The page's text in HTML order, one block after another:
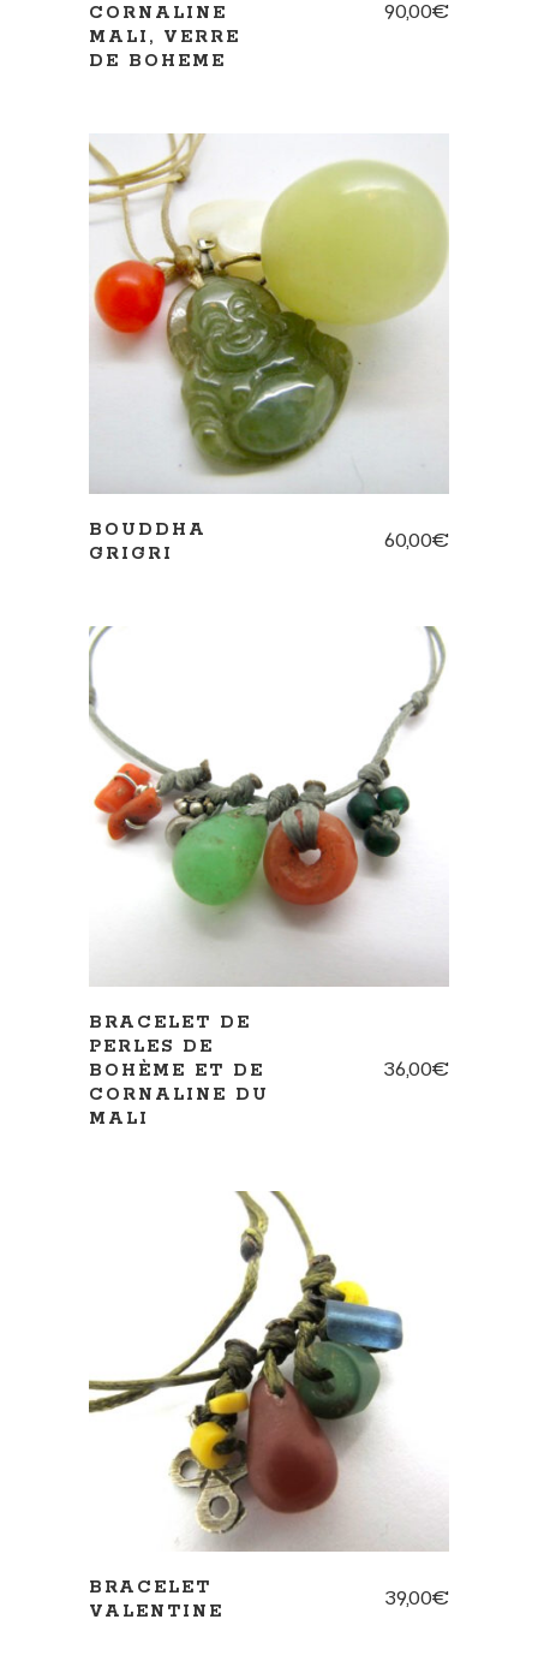
CORNALINE
MALI, VERRE
DE BOHEME
90,00€
AJOUTER AU PANIER
BOUDDHA
GRIGRI
60,00€
AJOUTER AU PANIER
BRACELET DE
PERLES DE
BOHÈME ET DE
CORNALINE DU
MALI
36,00€
AJOUTER AU PANIER
BRACELET
VALENTINE
39,00€